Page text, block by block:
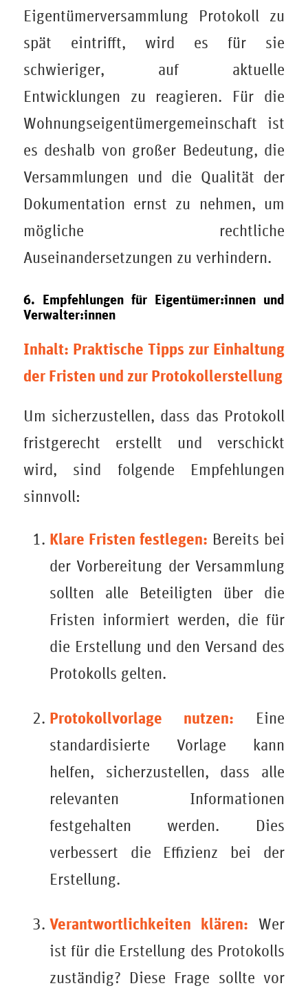
Eigentümerversammlung Protokoll zu
spät eintrifft, wird es für sie
schwieriger, auf aktuelle
Entwicklungen zu reagieren. Für die
Wohnungseigentümergemeinschaft ist
es deshalb von großer Bedeutung, die
Versammlungen und die Qualität der
Dokumentation ernst zu nehmen, um
mögliche rechtliche
Auseinandersetzungen zu verhindern.
6. Empfehlungen für Eigentümer:innen und
Verwalter:innen
Inhalt: Praktische Tipps zur Einhaltung
der Fristen und zur Protokollerstellung
Um sicherzustellen, dass das Protokoll
fristgerecht erstellt und verschickt
wird, sind folgende Empfehlungen
sinnvoll:
Klare Fristen festlegen: Bereits bei
der Vorbereitung der Versammlung
sollten alle Beteiligten über die
Fristen informiert werden, die für
die Erstellung und den Versand des
Protokolls gelten.
Protokollvorlage nutzen: Eine
standardisierte Vorlage kann
helfen, sicherzustellen, dass alle
relevanten Informationen
festgehalten werden. Dies
verbessert die Effizienz bei der
Erstellung.
Verantwortlichkeiten klären: Wer
ist für die Erstellung des Protokolls
zuständig? Diese Frage sollte vor